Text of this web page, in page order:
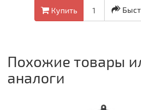
Купить
Похожие товары
аналоги